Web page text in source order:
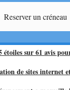
Reserver un créneau